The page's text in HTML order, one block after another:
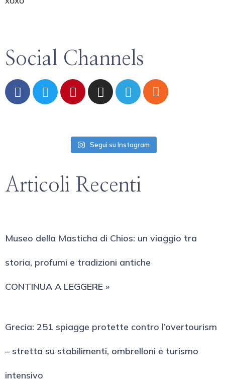
Social Channels
Segui su Instagram
Articoli Recenti
Museo della Masticha di Chios: un viaggio tra
storia, profumi e tradizioni antiche
CONTINUA A LEGGERE »
Grecia: 251 spiagge protette contro l’overtourism
– stretta su stabilimenti, ombrelloni e turismo
intensivo